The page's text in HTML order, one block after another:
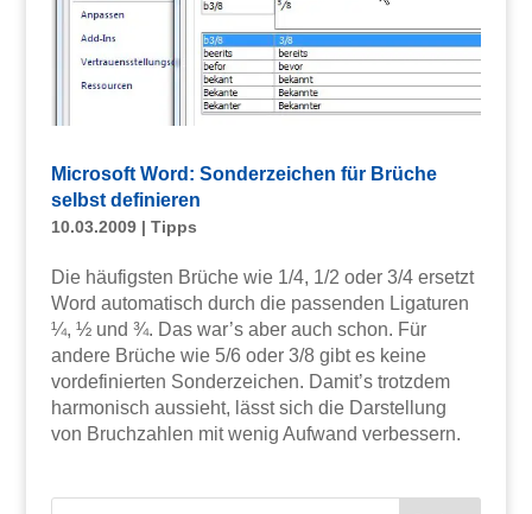
Microsoft Word: Sonderzeichen für Brüche
selbst definieren
10.03.2009| Tipps
Die häufigsten Brüche wie 1/4, 1/2 oder 3/4 ersetzt
Word automatisch durch die passenden Ligaturen
¼, ½ und ¾. Das war’s aber auch schon. Für
andere Brüche wie 5/6 oder 3/8 gibt es keine
vordefinierten Sonderzeichen. Damit’s trotzdem
harmonisch aussieht, lässt sich die Darstellung
von Bruchzahlen mit wenig Aufwand verbessern.